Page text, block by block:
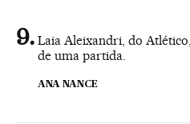
Laia Aleixandri, do
de uma partida.
ANA NANCE